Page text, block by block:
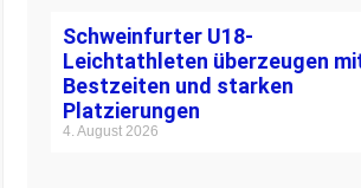
Schweinfurter U18-
Leichtathleten überzeugen
Bestzeiten und starken
Platzierungen
4. August 2026